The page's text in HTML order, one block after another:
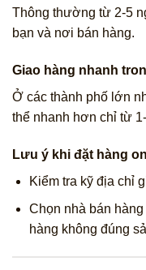
Thông thường từ 2-5
bạn và nơi bán hàng.
Giao hàng nhanh
Ở các thành phố lớn
thể nhanh hơn chỉ từ
Lưu ý khi đặt hàng
Kiểm tra kỹ địa chỉ
Chọn nhà bán
hàng không đúng